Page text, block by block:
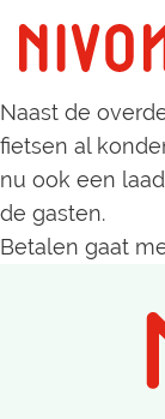
Naast de
fietsen al
nu ook een
de gasten.
Betalen gaat